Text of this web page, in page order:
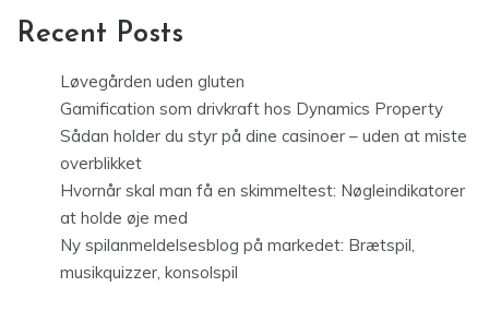
Recent Posts
Løvegården uden gluten
Gamification som drivkraft hos Dynamics Property
Sådan holder du styr på dine casinoer – uden at miste
overblikket
Hvornår skal man få en skimmeltest: Nøgleindikatorer
at holde øje med
Ny spilanmeldelsesblog på markedet: Brætspil,
musikquizzer, konsolspil